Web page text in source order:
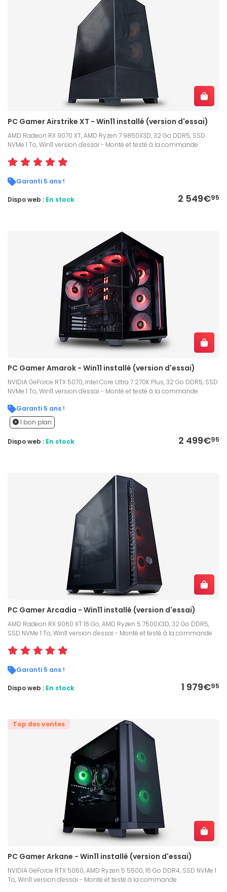
PC Gamer Airstrike XT - Win11 installé (version d'essai)
AMD Radeon RX 9070 XT, AMD Ryzen 7 9850X3D, 32 Go DDR5, SSD
NVMe 1 To, Win11 version d'essai - Monté et testé à la commande
Garanti 5 ans !
2 549€95
Dispo web : En stock
PC Gamer Amarok - Win11 installé (version d'essai)
NVIDIA GeForce RTX 5070, Intel Core Ultra 7 270K Plus, 32 Go DDR5, SSD
NVMe 1 To, Win11 version d'essai - Monté et testé à la commande
Garanti 5 ans !
1 bon plan
2 499€95
Dispo web : En stock
PC Gamer Arcadia - Win11 installé (version d'essai)
AMD Radeon RX 9060 XT 16 Go, AMD Ryzen 5 7500X3D, 32 Go DDR5,
SSD NVMe 1 To, Win11 version d'essai - Monté et testé à la commande
Garanti 5 ans !
1 979€95
Dispo web : En stock
Top des ventes
PC Gamer Arkane - Win11 installé (version d'essai)
NVIDIA GeForce RTX 5060, AMD Ryzen 5 5500, 16 Go DDR4, SSD NVMe 1
To, Win11 version d'essai - Monté et testé à la commande